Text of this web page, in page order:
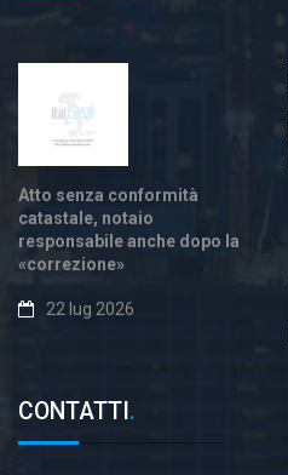
Atto senza conformità
catastale, notaio
responsabile anche dopo la
«correzione»
22 lug 2026
CONTATTI .